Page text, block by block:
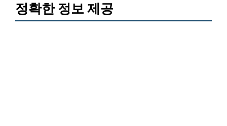
정확한 정보 제공